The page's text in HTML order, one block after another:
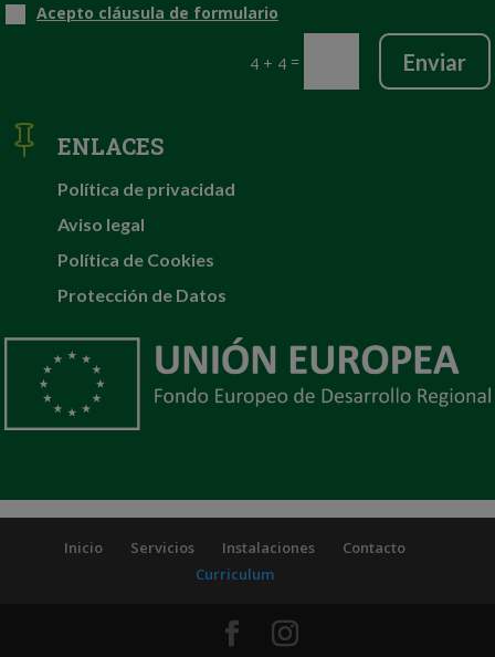
Acepto cláusula de formulario
4 + 4= Enviar
 ENLACES
Política de privacidad
Aviso legal
Política de Cookies
Protección de Datos
Inicio Servicios Instalaciones
Contacto
Curriculum